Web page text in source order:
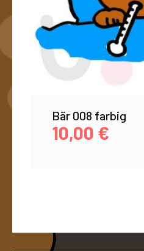
Bär 008 farbig
10,00 €